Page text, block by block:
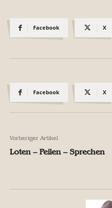
Facebook X
Facebook X
Vorheriger Artikel
Loten – Peilen – Sprechen